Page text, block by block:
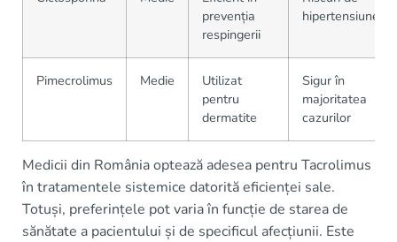
prevenția
respingerii
hipertensiune
Pimecrolimus Medie
Utilizat
pentru
dermatite
Sigur în
majoritatea
cazurilor
Medicii din România optează adesea pentru Tacrolimus
în tratamentele sistemice datorită eficienței sale.
Totuși, preferințele pot varia în funcție de starea de
sănătate a pacientului și de specificul afecțiunii. Este